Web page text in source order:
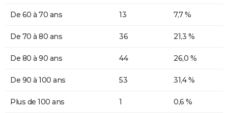
De 60 à 70 ans 13 7,7 %
De 70 à 80 ans 36 21,3 %
De 80 à 90 ans 44 26,0 %
De 90 à 100 ans 53 31,4 %
Plus de 100 ans 1 0,6 %